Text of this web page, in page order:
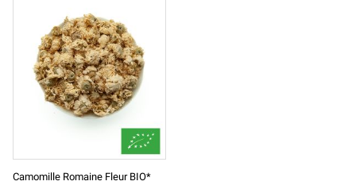
Camomille Romaine Fleur BIO*